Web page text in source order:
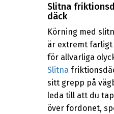
Slitna
däck
Körning med
är extremt
för allvarliga
Slitna
sitt grepp på
leda till att du
över fordonet,